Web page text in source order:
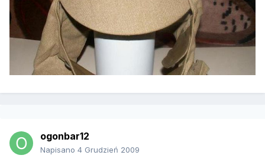
ogonbar12
Napisano 4 Grudzień 2009